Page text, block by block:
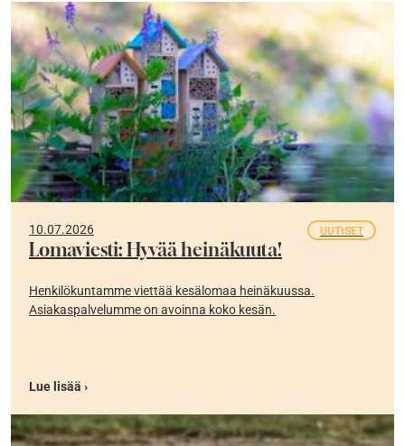
10.07.2026 UUTISET
Lomaviesti: Hyvää heinäkuuta!
Henkilökuntamme viettää kesälomaa heinäkuussa.
Asiakaspalvelumme on avoinna koko kesän.
Lue lisää ›